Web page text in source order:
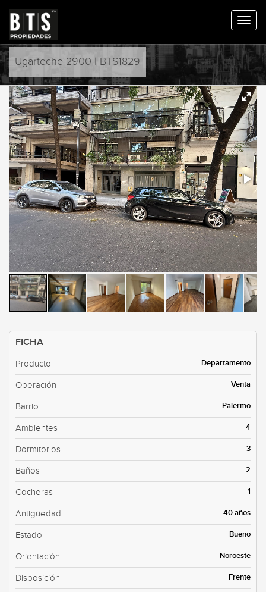
Ugarteche 2900 | BTS1829
FICHA
Producto Departamento
Operación Venta
Barrio Palermo
Ambientes 4
Dormitorios 3
Baños 2
Cocheras 1
Antigüedad 40 años
Estado Bueno
Orientación Noroeste
Disposición Frente